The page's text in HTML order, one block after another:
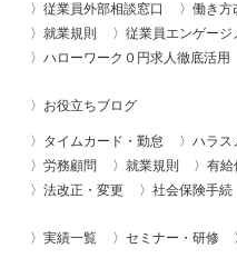
従業員外部相談窓口
働き方
就業規則
従業員エンゲージ
ハローワーク０円求人徹底活用
お役立ちブログ
タイムカード・勤怠 ハラス
労務顧問
就業規則 有給
法改正・変更
社会保険手続
実績一覧 セミナー・研修